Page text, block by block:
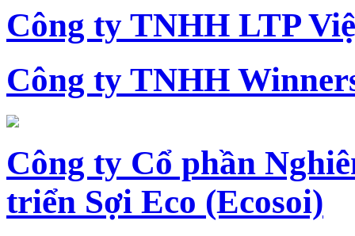
Công ty TNHH LTP
Công ty TNHH
Công ty Cổ phần
triển Sợi Eco (Ecosoi)